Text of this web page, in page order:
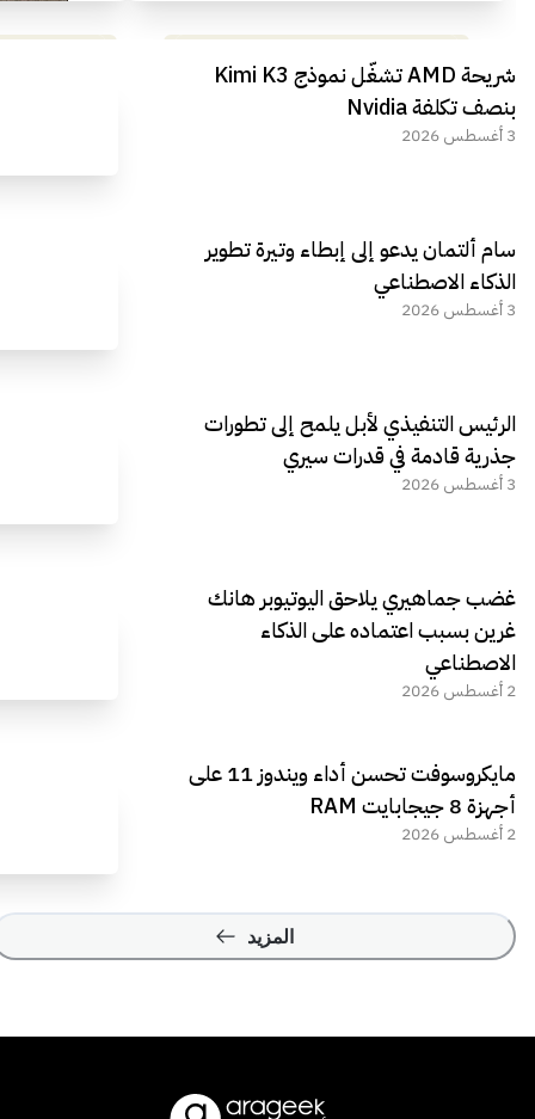
مراجعة شاملة لعملاق الألعاب
الجديد REDMAGIC 11 AIR
شريحة AMD تشغّل نموذج Kimi K3
بنصف تكلفة Nvidia
3 أغسطس 2026
سام ألتمان يدعو إلى إبطاء وتيرة تطوير
الذكاء الاصطناعي
3 أغسطس 2026
الرئيس التنفيذي لأبل يلمح إلى تطورات
جذرية قادمة في قدرات سيري
3 أغسطس 2026
غضب جماهيري يلاحق اليوتيوبر هانك
غرين بسبب اعتماده على الذكاء
الاصطناعي
2 أغسطس 2026
مايكروسوفت تحسن أداء ويندوز 11 على
أجهزة 8 جيجابايت RAM
2 أغسطس 2026
المزيد